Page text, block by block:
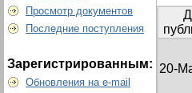
Просмотр документов
Последние поступления
Зарегистрированным:
Обновления на e-mail
20-